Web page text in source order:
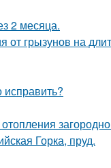
2 месяца.
грызунов на
Горка, пруд.